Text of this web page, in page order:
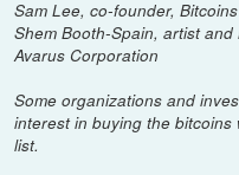
Sam Lee, co-founder,
Shem Booth-Spain, artist and
Avarus Corporation
Some organizations and
interest in buying the
list.